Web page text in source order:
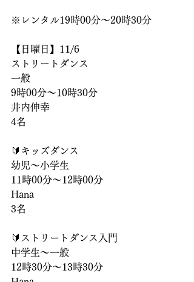
※レンタル19時00分〜20時30分
【日曜日】11/6
ストリートダンス
一般
9時00分〜10時30分
井内伸幸
4名
🔰キッズダンス
幼児〜小学生
11時00分〜12時00分
Hana
3名
🔰ストリートダンス入門
中学生〜一般
12時30分〜13時30分